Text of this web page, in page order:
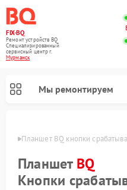
FIX-BQ
Ремонт устройств BQ
Специализированный
cервисный центр г.
Мурманск
Мы ремонтируем
Планшет BQ кнопки
Планшет BQ
Кнопки